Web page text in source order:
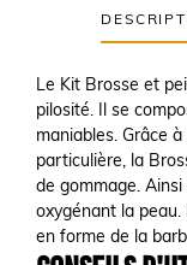
Le Kit Brosse et
pilosité. Il se
maniables. Grâce
particulière, la
de gommage.
oxygénant la
en forme de la